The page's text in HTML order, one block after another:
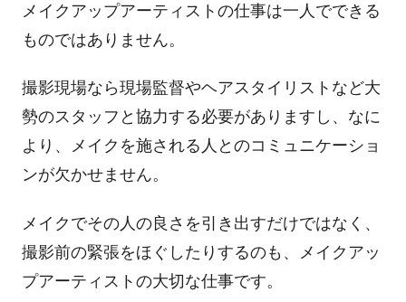
メイクアップアーティストの仕事は一人でできる
ものではありません。
撮影現場なら現場監督やヘアスタイリストなど大
勢のスタッフと協力する必要がありますし、なに
より、メイクを施される人とのコミュニケーショ
ンが欠かせません。
メイクでその人の良さを引き出すだけではなく、
撮影前の緊張をほぐしたりするのも、メイクアッ
プアーティストの大切な仕事です。